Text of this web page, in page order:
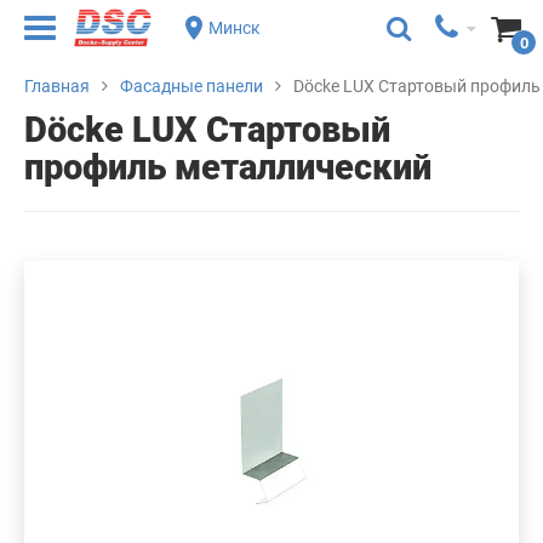
Минск
0
Главная Фасадные панели Döcke LUX Стартовый
Döcke LUX Стартовый
профиль металлический